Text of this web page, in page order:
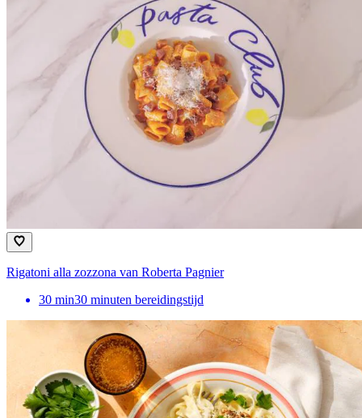
Rigatoni alla zozzona van Roberta Pagnier
30 min30 minuten bereidingstijd